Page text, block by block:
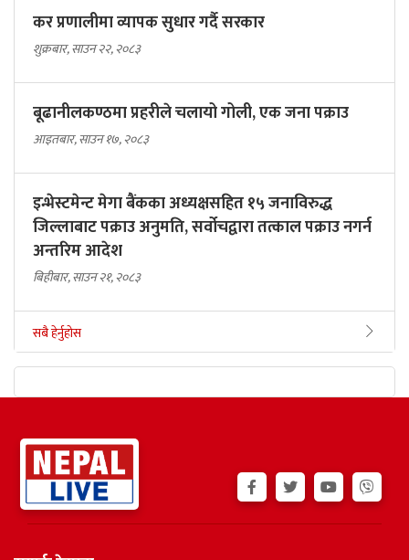
कर प्रणालीमा व्यापक सुधार गर्दै सरकार
शुक्रबार, साउन २२, २०८३
बूढानीलकण्ठमा प्रहरीले चलायो गोली, एक जना पक्राउ
आइतबार, साउन १७, २०८३
इन्भेस्टमेन्ट मेगा बैंकका अध्यक्षसहित १५ जनाविरुद्ध
जिल्लाबाट पक्राउ अनुमति, सर्वोचद्वारा तत्काल पक्राउ नगर्न
अन्तरिम आदेश
बिहीबार, साउन २१, २०८३
सबै हेर्नुहोस